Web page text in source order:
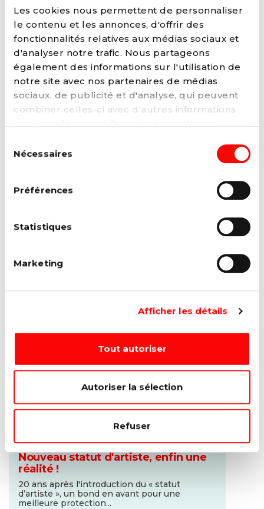
Les cookies nous permettent de personnaliser
le contenu et les annonces, d'offrir des
fonctionnalités relatives aux médias sociaux et
d'analyser notre trafic. Nous partageons
également des informations sur l'utilisation de
notre site avec nos partenaires de médias
sociaux, de publicité et d'analyse, qui peuvent
combiner celles-ci avec d'autres informations
services. Vous pouvez à tout moment modifier
politique
duNécessaires
Préférences
Statistiques
Marketing
Afficher les détails
Tout autoriser
Autoriser la sélection
Refuser
prescrire... une visite au musée !
Lire la suite →
03 OCTOBRE 2022
soutien, formations et rencontres
Le Gouvernement de la Région de Bruxelles-
Lire la suite →
03 OCTOBRE 2022
Nouveau statut d'artiste, enfin une
réalité !
20 ans après l'introduction du « statut
d’artiste », un bond en avant pour une
meilleure protection...